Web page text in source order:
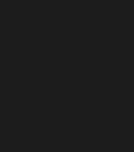
bvlgarihotels/
company/
weibo.com/bulgarihotels